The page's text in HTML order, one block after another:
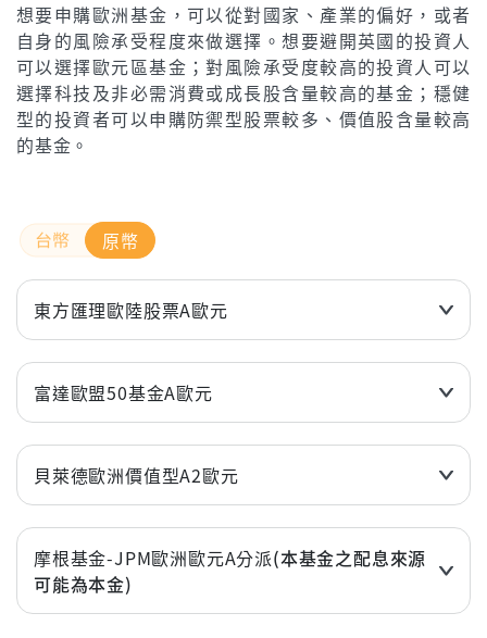
想要申購歐洲基金，可以從對國家、產業的偏好，或者
自身的風險承受程度來做選擇。想要避開英國的投資人
可以選擇歐元區基金；對風險承受度較高的投資人可以
選擇科技及非必需消費或成長股含量較高的基金；穩健
型的投資者可以申購防禦型股票較多、價值股含量較高
的基金。
原幣
東方匯理歐陸股票A歐元
近6個月
10.32%
近1年(%)
23.80%
近2年(%)
近3年
43.73%
年初至今
13.51%
富達歐盟50基金A歐元
近6個月
8.82%
近1年(%)
21.87%
近2年(%)
37.44%
近3年
年初至今
11.81%
貝萊德歐洲價值型A2歐元
近6個月
4.53%
近1年(%)
摩根基金-JPM歐洲歐元A分派(本基金之配息來源
可能為本金)